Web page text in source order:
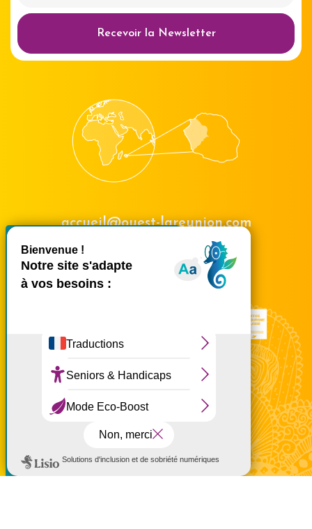
Tout accepter
Tout refuser
Masquer le
Recevoir la Newsletter
accueil@ouest-lareunion.com
02 62 42 31 31
Nous rencontrer